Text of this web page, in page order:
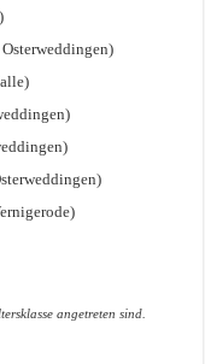
angetreten sind.